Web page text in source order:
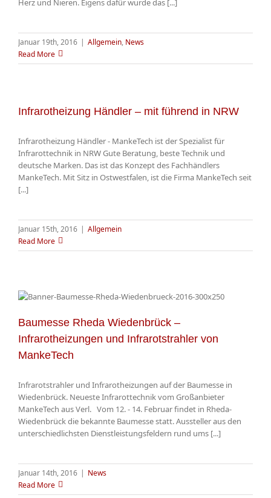
Januar 19th, 2016 | Allgemein, News
Read More
Infrarotheizung Händler – mit führend in NRW
Infrarotheizung Händler - MankeTech ist der Spezialist für
Infrarottechnik in NRW Gute Beratung, beste Technik und
deutsche Marken. Das ist das Konzept des Fachhändlers
MankeTech. Mit Sitz in Ostwestfalen, ist die Firma MankeTech seit
[...]
Januar 15th, 2016 | Allgemein
Read More
Baumesse Rheda Wiedenbrück –
Infrarotheizungen und Infrarotstrahler von
MankeTech
Infrarotstrahler und Infrarotheizungen auf der Baumesse in
Wiedenbrück. Neueste Infrarottechnik vom Großanbieter
MankeTech aus Verl. Vom 12. - 14. Februar findet in Rheda-
Wiedenbrück die bekannte Baumesse statt. Aussteller aus den
unterschiedlichsten Dienstleistungsfeldern rund ums [...]
Januar 14th, 2016 | News
Read More